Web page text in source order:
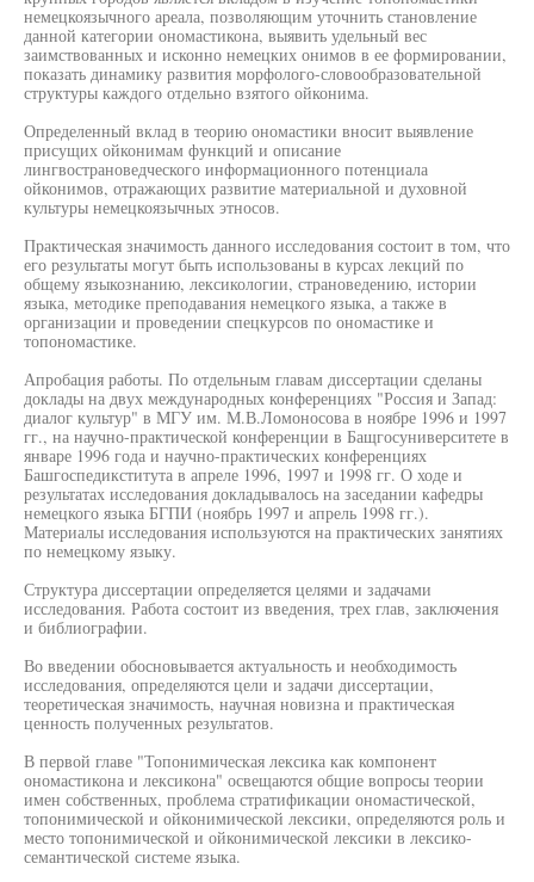
немецкоязычного ареала, позволяющим уточнить становление
данной категории ономастикона, выявить удельный вес
заимствованных и исконно немецких онимов в ее формировании,
показать динамику развития морфолого-словообразовательной
структуры каждого отдельно взятого ойконима.
Определенный вклад в теорию ономастики вносит выявление
присущих ойконимам функций и описание
лингвострановедческого информационного потенциала
ойконимов, отражающих развитие материальной и духовной
культуры немецкоязычных этносов.
Практическая значимость данного исследования состоит в том, что
его результаты могут быть использованы в курсах лекций по
общему языкознанию, лексикологии, страноведению, истории
языка, методике преподавания немецкого языка, а также в
организации и проведении спецкурсов по ономастике и
топономастике.
Апробация работы. По отдельным главам диссертации сделаны
доклады на двух международных конференциях "Россия и Запад:
диалог культур" в МГУ им. М.В.Ломоносова в ноябре 1996 и 1997
гг., на научно-практической конференции в Бащгосуниверситете в
январе 1996 года и научно-практических конференциях
Башгоспедикститута в апреле 1996, 1997 и 1998 гг. О ходе и
результатах исследования докладывалось на заседании кафедры
немецкого языка БГПИ (ноябрь 1997 и апрель 1998 гг.).
Материалы исследования используются на практических занятиях
по немецкому языку.
Структура диссертации определяется целями и задачами
исследования. Работа состоит из введения, трех глав, заключения
и библиографии.
Во введении обосновывается актуальность и необходимость
исследования, определяются цели и задачи диссертации,
теоретическая значимость, научная новизна и практическая
ценность полученных результатов.
В первой главе "Топонимическая лексика как компонент
ономастикона и лексикона" освещаются общие вопросы теории
имен собственных, проблема стратификации ономастической,
топонимической и ойконимической лексики, определяются роль и
место топонимической и ойконимической лексики в лексико-
семантической системе языка.